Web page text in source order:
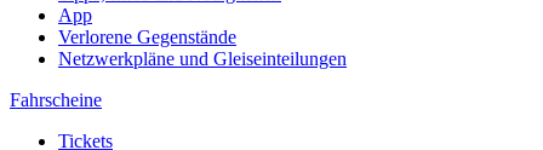
App
Verlorene Gegenstände
Netzwerkpläne und Gleiseinteilungen
Fahrscheine
Tickets